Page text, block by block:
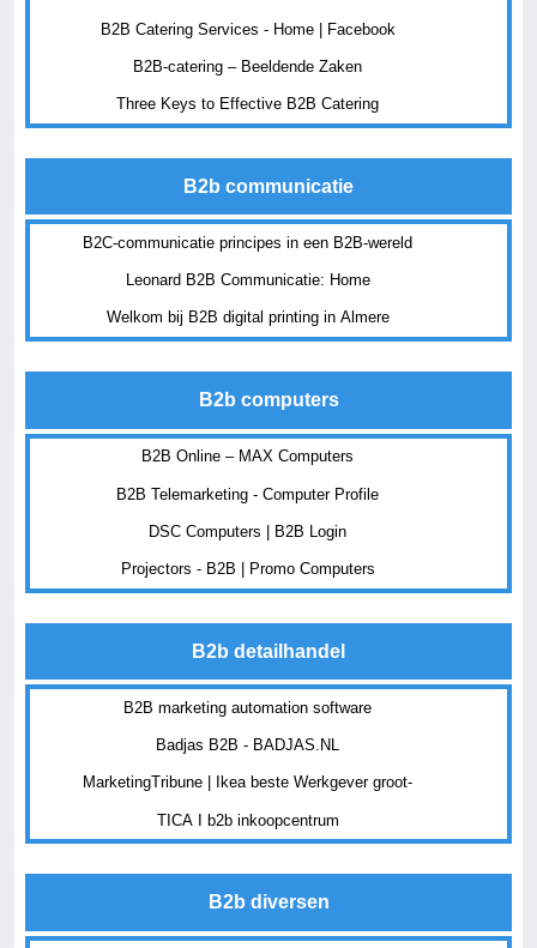
B2B Catering Services - Home | Facebook
B2B-catering – Beeldende Zaken
Three Keys to Effective B2B Catering
B2b communicatie
B2C-communicatie principes in een B2B-wereld
Leonard B2B Communicatie: Home
Welkom bij B2B digital printing in Almere
B2b computers
B2B Online – MAX Computers
B2B Telemarketing - Computer Profile
DSC Computers | B2B Login
Projectors - B2B | Promo Computers
B2b detailhandel
B2B marketing automation software
Badjas B2B - BADJAS.NL
MarketingTribune | Ikea beste Werkgever groot-
TICA I b2b inkoopcentrum
B2b diversen